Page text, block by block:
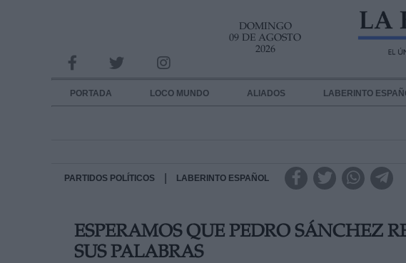
DOMINGO
09 DE AGOSTO
2026
PORTADA LOCO MUNDO ALIADOS LABERINTO
PARTIDOS POLÍTICOS LABERINTO ESPAÑOL
ESPERAMOS QUE PEDRO SÁNCHEZ
SUS PALABRAS
INFORMACION SOBRE LA PROTECCIÓN DE TUS DATOS
Responsable:
Destinatarios:
link
Información adicional
link